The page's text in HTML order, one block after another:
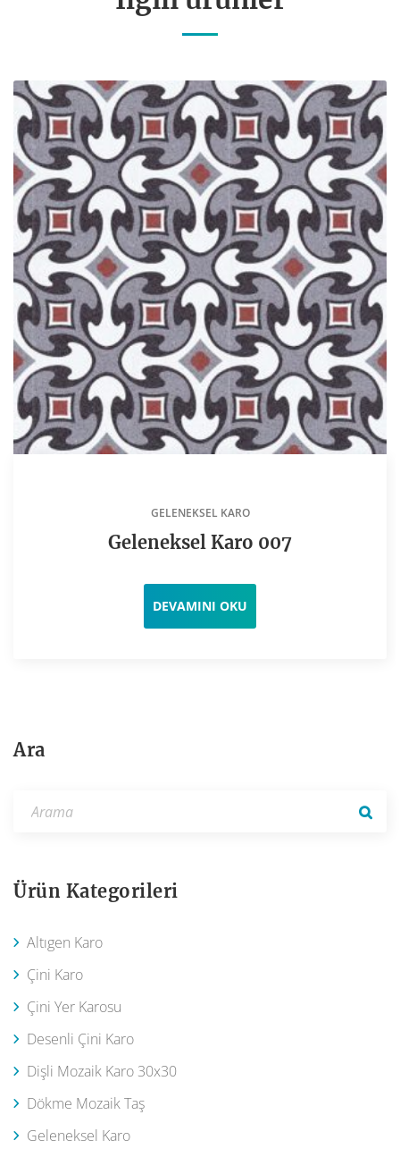
GELENEKSEL KARO
Geleneksel Karo 007
DEVAMINI OKU
Ara
Ürün Kategorileri
Altıgen Karo
Çini Karo
Çini Yer Karosu
Desenli Çini Karo
Dişli Mozaik Karo 30x30
Dökme Mozaik Taş
Geleneksel Karo